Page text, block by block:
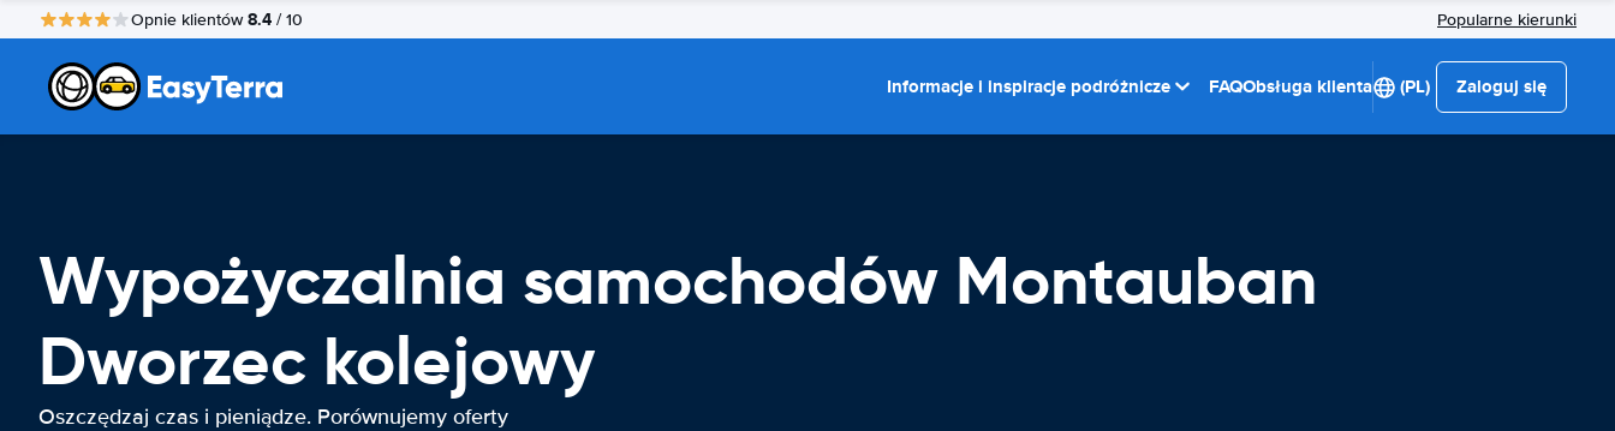
Opnie klientów8.4 / 10 Popularne kierunki
Informacje i inspiracje podróżnicze FAQObsługa klienta (PL) Zaloguj się
Wypożyczalnia samochodów Montauban
Dworzec kolejowy
Oszczędzaj czas i pieniądze. Porównujemy oferty